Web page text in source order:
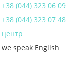
+38 (044) 323 06 09
+38 (044) 323 07 48
центр
we speak English